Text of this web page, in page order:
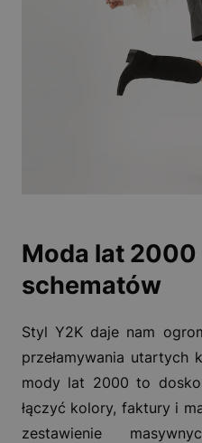
Moda lat 2000
schematów
Styl Y2K daje nam
przełamywania utartych
mody lat 2000 to
łączyć kolory, faktury i
zestawienie